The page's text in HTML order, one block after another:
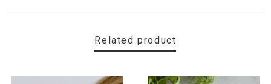
Related product